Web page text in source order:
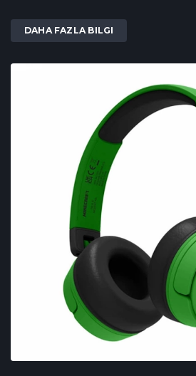
DAHA FAZLA BILGI